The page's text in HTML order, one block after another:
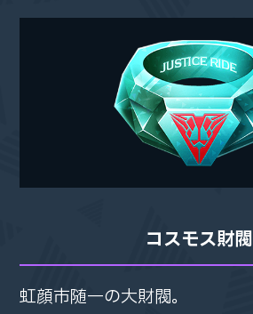
コスモス財閥
虹顔市随一の大財閥。
虹顔市随一の大財閥。